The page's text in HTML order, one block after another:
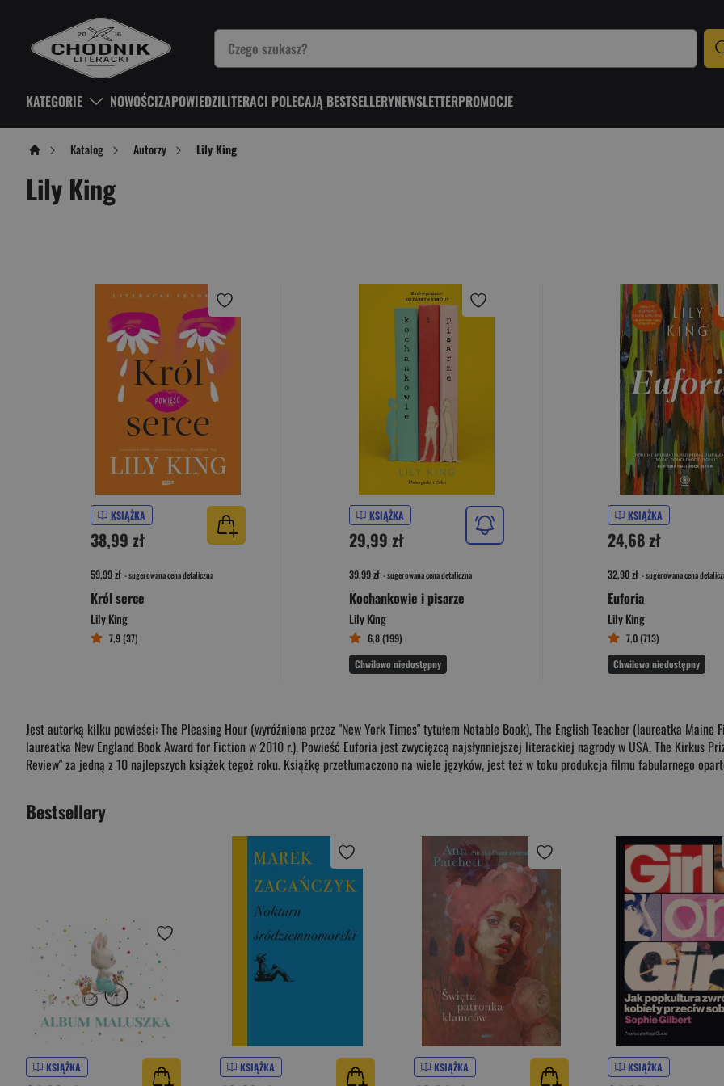
KATEGORIE NOWOŚCIZAPOWIEDZILITERACI POLECAJĄ BESTSELLERYNEWSLETTERPROMOCJE
Katalog Autorzy Lily King
Lily King
KSIĄŻKA
38,99 zł
59,99 zł - sugerowana cena detaliczna
Król serce
Lily King
7,9 (37)
KSIĄŻKA
29,99 zł
39,99 zł - sugerowana cena detaliczna
Kochankowie i pisarze
Lily King
6,8 (199)
Chwilowo niedostępny
KSIĄŻKA
24,68 zł
32,90 zł - sugerowana cena
Euforia
Lily King
7,0 (713)
Chwilowo niedostępny
Jest autorką kilku powieści: The Pleasing Hour (wyróżniona przez "New York Times" tytułem Notable Book), The English Teacher (laureatka
laureatka New England Book Award for Fiction w 2010 r.). Powieść Euforia jest zwycięzcą najsłynniejszej literackiej nagrody w USA, The Kirkus
Review" za jedną z 10 najlepszych książek tegoż roku. Książkę przetłumaczono na wiele języków, jest też w toku produkcja filmu fabularnego
Bestsellery
KSIĄŻKA KSIĄŻKA KSIĄŻKA KSIĄŻKA